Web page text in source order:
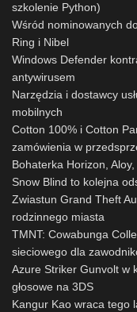
szkolenie Python)
Wśród nominowanych
Ring i Nibel
Windows Defender
antywirusem
Narzędzia i dostawcy
mobilnych
Cotton 100% i Cotton
zamówienia w
Bohaterka Horizon,
Snow Blind to kolejna
Zwiastun Grand Theft
rodzinnego miasta
TMNT: Cowabunga
sieciowego dla
Azure Striker Gunvolt w
głosowe na 3DS
Kangur Kao wraca tego